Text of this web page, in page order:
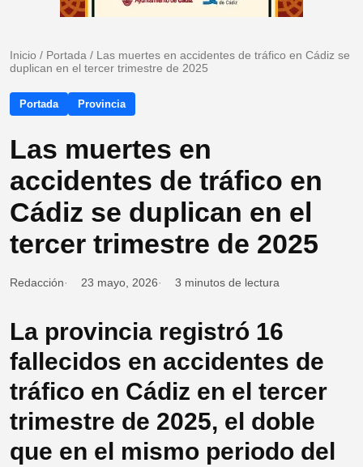
Inicio / Portada / Las muertes en accidentes de tráfico en Cádiz se
duplican en el tercer trimestre de 2025
Portada Provincia
Las muertes en
accidentes de tráfico en
Cádiz se duplican en el
tercer trimestre de 2025
Redacción 23 mayo, 2026 3 minutos de lectura
La provincia registró 16
fallecidos en accidentes de
tráfico en Cádiz en el tercer
trimestre de 2025, el doble
que en el mismo periodo del